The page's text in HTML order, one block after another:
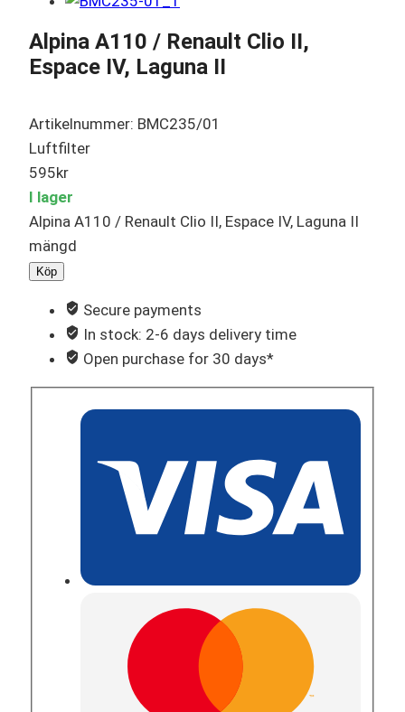
Alpina A110 / Renault Clio II,
Espace IV, Laguna II
Artikelnummer: BMC235/01
Luftfilter
595kr
I lager
Alpina A110 / Renault Clio II, Espace IV, Laguna II
mängd
Köp
Secure payments
In stock: 2-6 days delivery time
Open purchase for 30 days*